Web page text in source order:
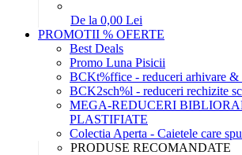
De la 0,00 Lei
PROMOTII % OFERTE
Best Deals
Promo Luna Pisicii
BCKt%ffice - reduceri arhivare &
BCK2sch%l - reduceri rechizite
MEGA-REDUCERI
PLASTIFIATE
Colectia Aperta - Caietele care
PRODUSE RECOMANDATE